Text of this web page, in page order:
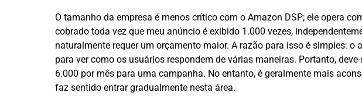
O tamanho da empresa é menos crítico com o Amazon DSP; ele opera
cobrado toda vez que meu anúncio é exibido 1.000 vezes,
naturalmente requer um orçamento maior. A razão para isso é simples:
para ver como os usuários respondem de várias maneiras. Portanto,
6.000 por mês para uma campanha. No entanto, é geralmente mais
faz sentido entrar gradualmente nesta área.